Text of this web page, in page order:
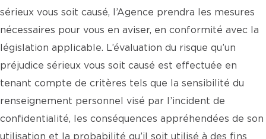
sérieux vous soit causé, l’Agence prendra les mesures
nécessaires pour vous en aviser, en conformité avec la
législation applicable. L’évaluation du risque qu’un
préjudice sérieux vous soit causé est effectuée en
tenant compte de critères tels que la sensibilité du
renseignement personnel visé par l’incident de
confidentialité, les conséquences appréhendées de son
utilisation et la probabilité qu’il soit utilisé à des fins